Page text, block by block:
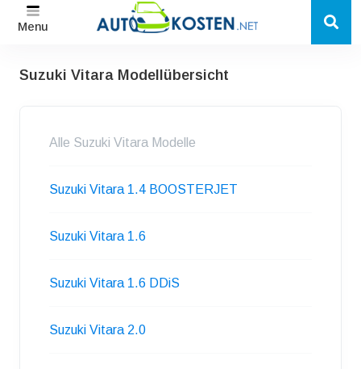
Menu
Suzuki Vitara Modellübersicht
Alle Suzuki Vitara Modelle
Suzuki Vitara 1.4 BOOSTERJET
Suzuki Vitara 1.6
Suzuki Vitara 1.6 DDiS
Suzuki Vitara 2.0